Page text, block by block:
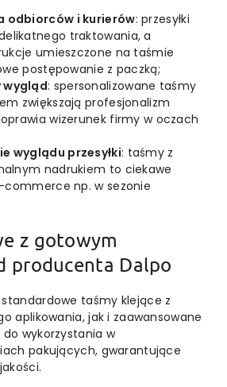
odbiorców i kurierów: przesyłki
traktowania, a
umieszczone na taśmie
postępowanie z paczką;
: spersonalizowane taśmy
zwiększają profesjonalizm
wizerunek firmy w oczach
wyglądu przesyłki: taśmy z
nadrukiem to ciekawe
commerce np. w sezonie
z gotowym
producenta Dalpo
taśmy klejące z
aplikowania, jak i zaawansowane
wykorzystania w
pakujących, gwarantujące